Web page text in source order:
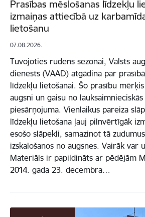
Prasības mēslošanas līdzekļu
izmaiņas attiecībā uz
lietošanu
07.08.2026.
Tuvojoties rudens sezonai, Valsts
dienests (VAAD) atgādina par
līdzekļu lietošanai. Šo prasību
augsni un gaisu no
piesārņojuma. Vienlaikus pareiza
līdzekļu lietošana ļauj pilnvērtīgāk
esošo slāpekli, samazinot tā
izskalošanos no augsnes. Vairāk var
Materiāls ir papildināts ar pēdējām
2014. gada 23. decembra…